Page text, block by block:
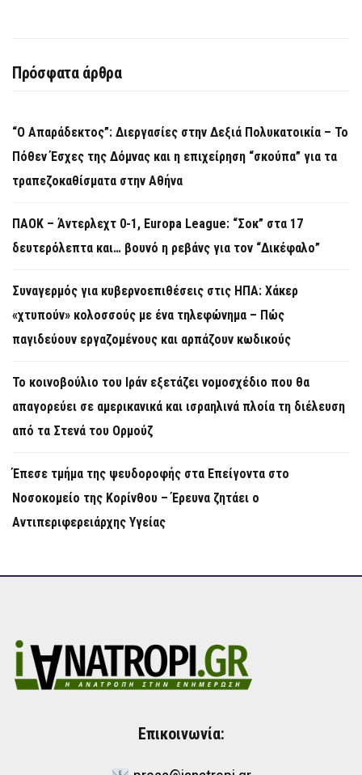
Πρόσφατα άρθρα
“Ο Απαράδεκτος”: Διεργασίες στην Δεξιά Πολυκατοικία – Το
Πόθεν Έσχες της Δόμνας και η επιχείρηση “σκούπα” για τα
τραπεζοκαθίσματα στην Αθήνα
ΠΑΟΚ – Άντερλεχτ 0-1, Europa League: “Σοκ” στα 17
δευτερόλεπτα και… βουνό η ρεβάνς για τον “Δικέφαλο”
Συναγερμός για κυβερνοεπιθέσεις στις ΗΠΑ: Χάκερ
«χτυπούν» κολοσσούς με ένα τηλεφώνημα – Πώς
παγιδεύουν εργαζομένους και αρπάζουν κωδικούς
Το κοινοβούλιο του Ιράν εξετάζει νομοσχέδιο που θα
απαγορεύει σε αμερικανικά και ισραηλινά πλοία τη διέλευση
από τα Στενά του Ορμούζ
Έπεσε τμήμα της ψευδοροφής στα Επείγοντα στο
Νοσοκομείο της Κορίνθου – Έρευνα ζητάει ο
Αντιπεριφερειάρχης Υγείας
Επικοινωνία: